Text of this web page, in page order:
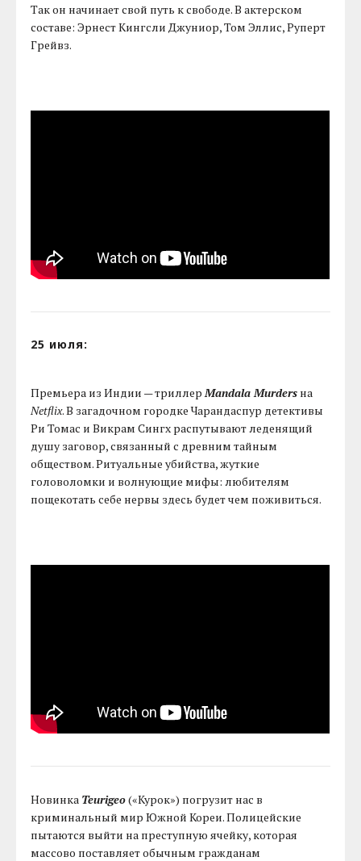
Так он начинает свой путь к свободе. В актерском
составе: Эрнест Кингсли Джуниор, Том Эллис, Руперт
Грейвз.
25 июля:
Премьера из Индии — триллер Mandala Murders на
Netflix. В загадочном городке Чарандаспур детективы
Ри Томас и Викрам Сингх распутывают леденящий
душу заговор, связанный с древним тайным
обществом. Ритуальные убийства, жуткие
головоломки и волнующие мифы: любителям
пощекотать себе нервы здесь будет чем поживиться.
Новинка Teurigeo(«Курок») погрузит нас в
криминальный мир Южной Кореи. Полицейские
пытаются выйти на преступную ячейку, которая
массово поставляет обычным гражданам